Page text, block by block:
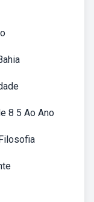
8 5 Ao Ano